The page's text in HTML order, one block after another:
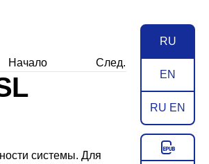
RU
EN
RU EN
Начало След.
системы. Для